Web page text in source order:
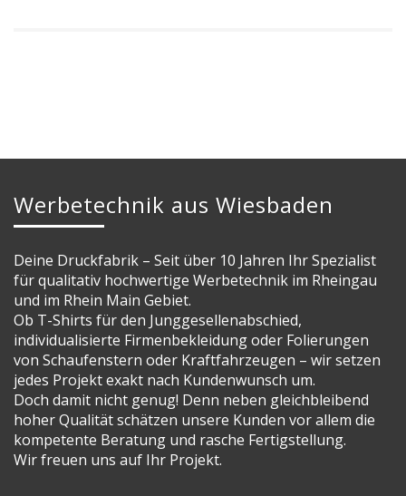
Werbetechnik aus Wiesbaden
Deine Druckfabrik – Seit über 10 Jahren Ihr Spezialist
für qualitativ hochwertige Werbetechnik im Rheingau
und im Rhein Main Gebiet.
Ob T-Shirts für den Junggesellenabschied,
individualisierte Firmenbekleidung oder Folierungen
von Schaufenstern oder Kraftfahrzeugen – wir setzen
jedes Projekt exakt nach Kundenwunsch um.
Doch damit nicht genug! Denn neben gleichbleibend
hoher Qualität schätzen unsere Kunden vor allem die
kompetente Beratung und rasche Fertigstellung.
Wir freuen uns auf Ihr Projekt.